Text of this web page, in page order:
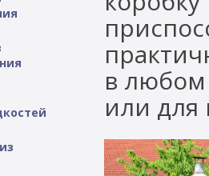
в любом
или